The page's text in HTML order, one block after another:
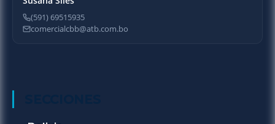
(591) 69515935
comercialcbb@atb.com.bo